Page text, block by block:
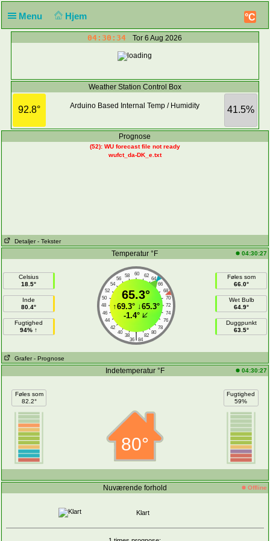
Menu Hjem °C
04:30:34 Tor 6 Aug 2026
Weather Station Control Box
92.8° 41.5%
Arduino Based Internal Temp / Humidity
Prognose
(52): WU forecast file not ready
wufct_da-DK_e.txt
Detaljer - Tekster
Temperatur °F 04:30:27
Celsius
18.5°
Inde
80.4°
Fugtighed
94% ↑
60
58 62
56
64
54
66
52
68
50
70
48
72
46
74
44
76
42
78
40
80
38 82
|
36 84
65.3°
↑69.3°↓65.3°
-1.4°
Føles som
66.0°
Wet Bulb
64.9°
Duggpunkt
63.5°
Grafer - Prognose
Indetemperatur °F 04:30:27
Føles som
82.2°
80°
Fugtighed
59%
Nuværende forhold Offline
Klart